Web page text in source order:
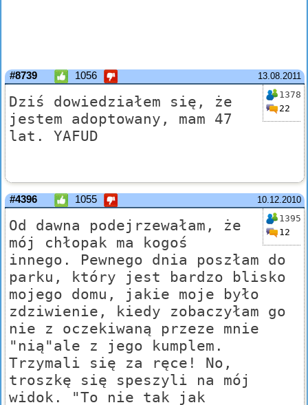
13.08.2011
#8739 1056
1378
22
Dziś dowiedziałem się, że
jestem adoptowany, mam 47
lat. YAFUD
10.12.2010
#4396 1055
1395
12
Od dawna podejrzewałam, że
mój chłopak ma kogoś
innego. Pewnego dnia poszłam do
parku, który jest bardzo blisko
mojego domu, jakie moje było
zdziwienie, kiedy zobaczyłam go
nie z oczekiwaną przeze mnie
"nią"ale z jego kumplem.
Trzymali się za ręce! No,
troszkę się speszyli na mój
widok. "To nie tak jak